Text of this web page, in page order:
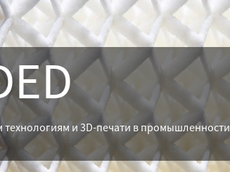
и 3D-печати в промышленности